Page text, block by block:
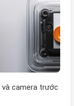
và camera trước